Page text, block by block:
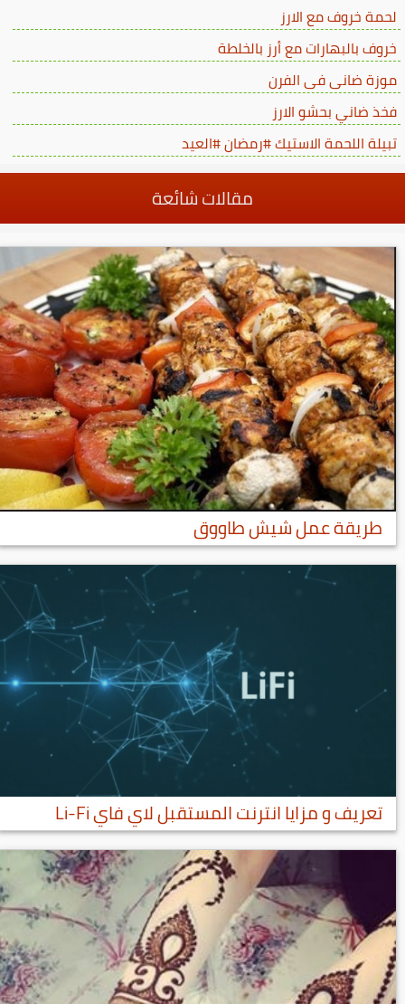
لحمة خروف مع الارز
خروف بالبهارات مع أرز بالخلطة
موزة ضانى فى الفرن
فخذ ضاني بحشو الارز
تبيلة اللحمة الاستيك #رمضان #العيد
مقالات شائعة
طريقة عمل شيش طاووق
تعريف و مزايا انترنت المستقبل لاي فاي Li-Fi